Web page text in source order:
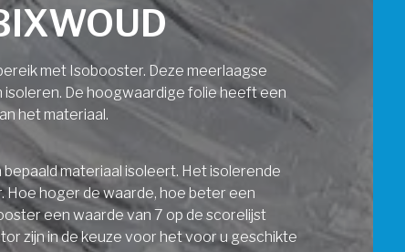
met Isobooster. Deze meerlaagse
De hoogwaardige folie heeft een
het materiaal.
materiaal isoleert. Het isolerende
hoger de waarde, hoe beter een
een waarde van 7 op de scorelijst
zijn in de keuze voor het voor u geschikte